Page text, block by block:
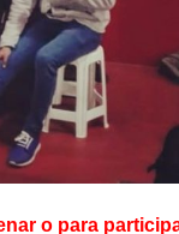
o para